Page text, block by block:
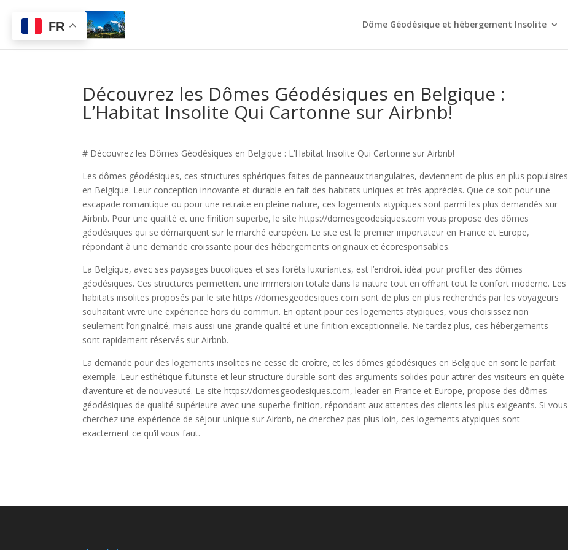
Dôme Géodésique et hébergement Insolite
Découvrez les Dômes Géodésiques en Belgique :
L’Habitat Insolite Qui Cartonne sur Airbnb!
# Découvrez les Dômes Géodésiques en Belgique : L’Habitat Insolite Qui Cartonne sur Airbnb!
Les dômes géodésiques, ces structures sphériques faites de panneaux triangulaires, deviennent de plus en plus populaires
en Belgique. Leur conception innovante et durable en fait des habitats uniques et très appréciés. Que ce soit pour une
escapade romantique ou pour une retraite en pleine nature, ces logements atypiques sont parmi les plus demandés sur
Airbnb. Pour une qualité et une finition superbe, le site https://domesgeodesiques.com vous propose des dômes
géodésiques qui se démarquent sur le marché européen. Le site est le premier importateur en France et Europe,
répondant à une demande croissante pour des hébergements originaux et écoresponsables.
La Belgique, avec ses paysages bucoliques et ses forêts luxuriantes, est l’endroit idéal pour profiter des dômes
géodésiques. Ces structures permettent une immersion totale dans la nature tout en offrant tout le confort moderne. Les
habitats insolites proposés par le site https://domesgeodesiques.com sont de plus en plus recherchés par les voyageurs
souhaitant vivre une expérience hors du commun. En optant pour ces logements atypiques, vous choisissez non
seulement l’originalité, mais aussi une grande qualité et une finition exceptionnelle. Ne tardez plus, ces hébergements
sont rapidement réservés sur Airbnb.
La demande pour des logements insolites ne cesse de croître, et les dômes géodésiques en Belgique en sont le parfait
exemple. Leur esthétique futuriste et leur structure durable sont des arguments solides pour attirer des visiteurs en quête
d’aventure et de nouveauté. Le site https://domesgeodesiques.com, leader en France et Europe, propose des dômes
géodésiques de qualité supérieure avec une superbe finition, répondant aux attentes des clients les plus exigeants. Si vous
cherchez une expérience de séjour unique sur Airbnb, ne cherchez pas plus loin, ces logements atypiques sont
exactement ce qu’il vous faut.
FR